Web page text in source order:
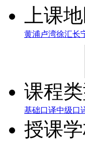
上课
黄浦卢湾徐汇长
课程类
基础口译中级口
授课学